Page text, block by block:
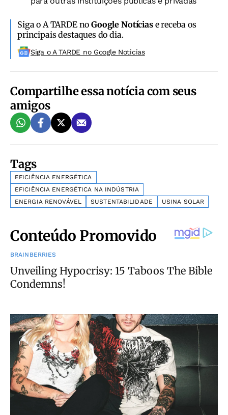
Siga o A TARDE noGoogle Notíciase receba os
principais destaques do dia.
Siga o A TARDE no Google Noticias
Compartilhe essa notícia com seus
amigos
Tags
EFICIÊNCIA ENERGÉTICA
EFICIÊNCIA ENERGÉTICA NA INDÚSTRIA
ENERGIA RENOVÁVEL
SUSTENTABILIDADE USINA SOLAR